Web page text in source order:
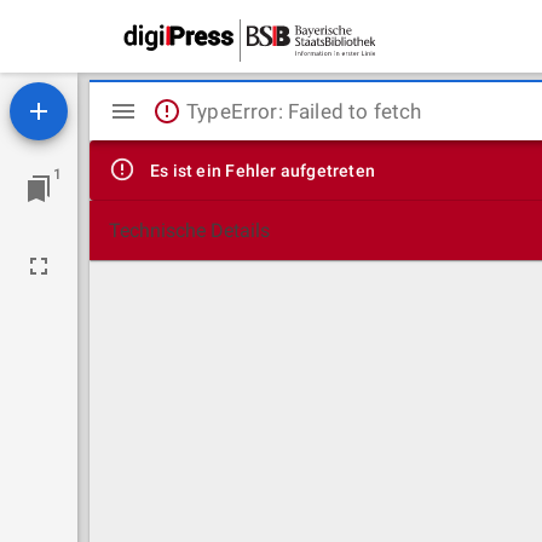
1
Mirador
Viewer
TypeError: Failed to fetch
Es ist ein Fehler aufgetreten
Technische Details